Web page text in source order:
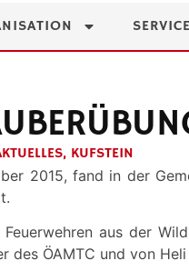
SERVICE
, KUFSTEIN
2015, fand in der
aus der
des ÖAMTC und von